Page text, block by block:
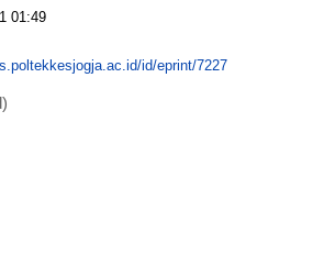
01:49
id/eprint/7227